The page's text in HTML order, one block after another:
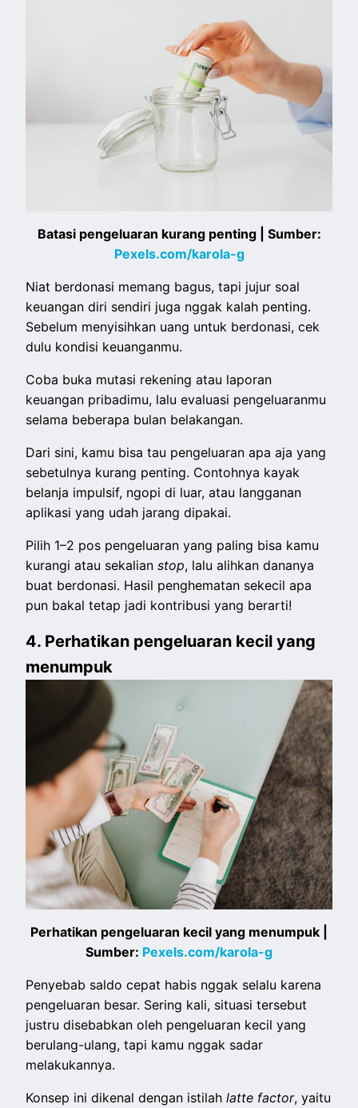
Batasi pengeluaran kurang penting | Sumber:
Pexels.com/karola-g
Niat berdonasi memang bagus, tapi jujur soal
keuangan diri sendiri juga nggak kalah penting.
Sebelum menyisihkan uang untuk berdonasi, cek
dulu kondisi keuanganmu.
Coba buka mutasi rekening atau laporan
keuangan pribadimu, lalu evaluasi pengeluaranmu
selama beberapa bulan belakangan.
Dari sini, kamu bisa tau pengeluaran apa aja yang
sebetulnya kurang penting. Contohnya kayak
belanja impulsif, ngopi di luar, atau langganan
aplikasi yang udah jarang dipakai.
Pilih 1–2 pos pengeluaran yang paling bisa kamu
kurangi atau sekalianstop, lalu alihkan dananya
buat berdonasi. Hasil penghematan sekecil apa
pun bakal tetap jadi kontribusi yang berarti!
4. Perhatikan pengeluaran kecil yang
menumpuk
Perhatikan pengeluaran kecil yang menumpuk |
Sumber: Pexels.com/karola-g
Penyebab saldo cepat habis nggak selalu karena
pengeluaran besar. Sering kali, situasi tersebut
justru disebabkan oleh pengeluaran kecil yang
berulang-ulang, tapi kamu nggak sadar
melakukannya.
Konsep ini dikenal dengan istilahlatte factor, yaitu